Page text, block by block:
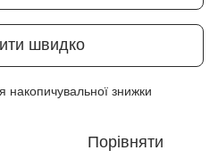
швидко
накопичувальної знижки
Порівняти